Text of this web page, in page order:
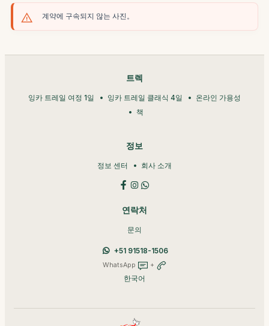
계약에 구속되지 않는 사진。
트렉
잉카 트레일 여정 1일 잉카 트레일 클래식 4일
온라인 가용성
책
정보
정보 센터 회사 소개
연락처
문의
+51 91518-1506
WhatsApp +
한국어